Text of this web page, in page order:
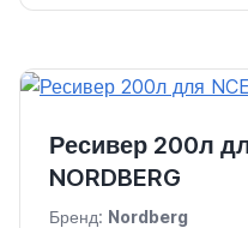
Ресивер 200л
NORDBERG
Бренд: Nordberg